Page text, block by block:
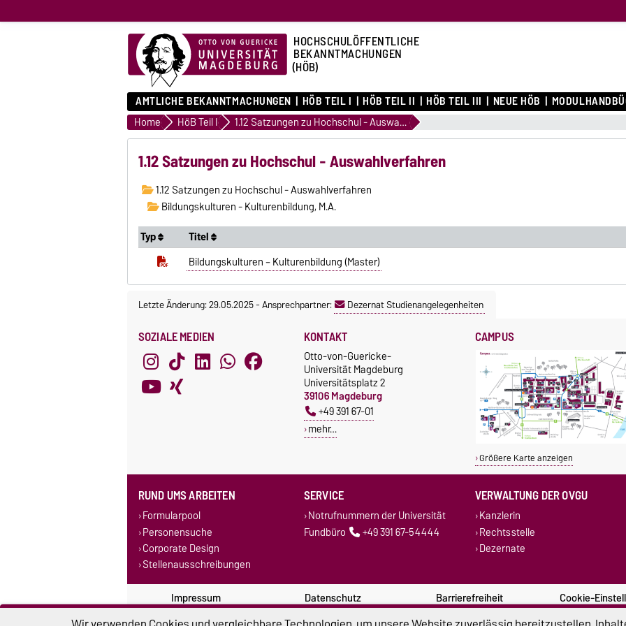
HOCHSCHULÖFFENTLICHE
BEKANNTMACHUNGEN
(HÖB)
AMTLICHE BEKANNTMACHUNGEN HÖB TEIL I HÖB TEIL II HÖB TEIL III NEUE HÖB
Home HöB Teil I 1.12 Satzungen zu Hochschul - Auswahlverfahren
1.12 Satzungen zu Hochschul - Auswahlverfahren
1.12 Satzungen zu Hochschul - Auswahlverfahren
Bildungskulturen - Kulturenbildung, M.A.
Typ
Titel
Bildungskulturen – Kulturenbildung (Master)
Letzte Änderung: 29.05.2025-Ansprechpartner: Dezernat Studienangelegenheiten
SOZIALE MEDIEN KONTAKT
Otto-von-Guericke-
Universität Magdeburg
Universitätsplatz 2
39106 Magdeburg
+49 391 67-01
mehr…
CAMPUS
Größere Karte anzeigen
RUND UMS ARBEITEN
Formularpool
Personensuche
Corporate Design
Stellenausschreibungen
SERVICE
Notrufnummern der Universität
Fundbüro
+49 391 67-54444
VERWALTUNG DER OVGU
Kanzlerin
Rechtsstelle
Dezernate
Impressum Datenschutz Barrierefreiheit Cookie-